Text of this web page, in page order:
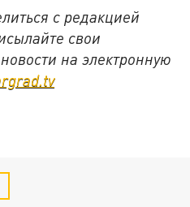
с редакцией
свои
на электронную